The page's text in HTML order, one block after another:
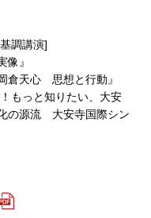
調講演]
』
倉天心 思想と行動』
もっと知りたい、大安
の源流 大安寺国際シン